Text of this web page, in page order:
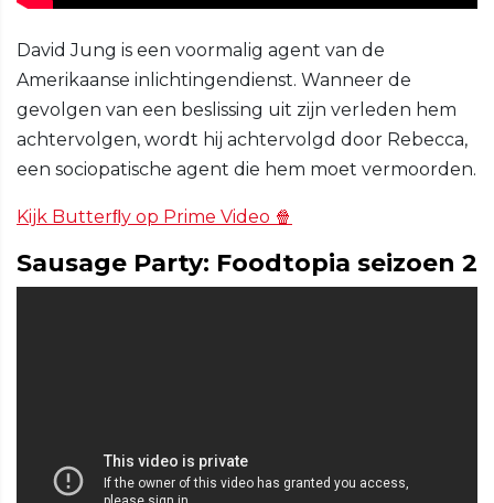
David Jung is een voormalig agent van de
Amerikaanse inlichtingendienst. Wanneer de
gevolgen van een beslissing uit zijn verleden hem
achtervolgen, wordt hij achtervolgd door Rebecca,
een sociopatische agent die hem moet vermoorden.
Kijk Butterﬂy op Prime Video 🍿
Sausage Party: Foodtopia seizoen 2